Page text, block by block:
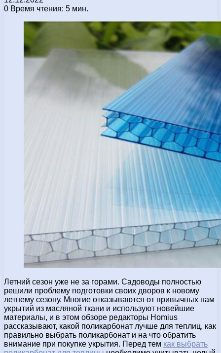
0 Время чтения: 5 мин.
Летний сезон уже не за горами. Садоводы полностью
решили проблему подготовки своих дворов к новому
летнему сезону. Многие отказываются от привычных нам
укрытий из масляной ткани и используют новейшие
материалы, и в этом обзоре редакторы Homius
рассказывают, какой поликарбонат лучше для теплиц, как
правильно выбрать поликарбонат и на что обратить
внимание при покупке укрытия. Перед тем как выбрать